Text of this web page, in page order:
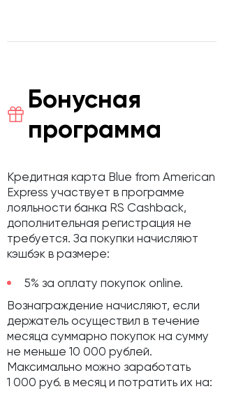
Бонусная
программа
Кредитная карта Blue from American
Express участвует в программе
лояльности банка RS Cashback,
дополнительная регистрация не
требуется. За покупки начисляют
кэшбэк в размере:
5% за оплату покупок online.
Вознаграждение начисляют, если
держатель осуществил в течение
месяца суммарно покупок на сумму
не меньше 10 000 рублей.
Максимально можно заработать
1 000 руб. в месяц и потратить их на: